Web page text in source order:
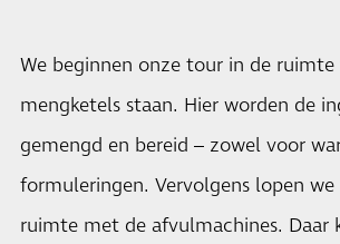
We beginnen onze tour in de ruimte
mengketels staan. Hier worden de
gemengd en bereid – zowel voor
formuleringen. Vervolgens lopen
ruimte met de afvulmachines. Daar